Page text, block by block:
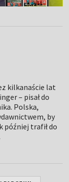
kilkanaście lat
– pisał do
Polska,
by
później trafił do